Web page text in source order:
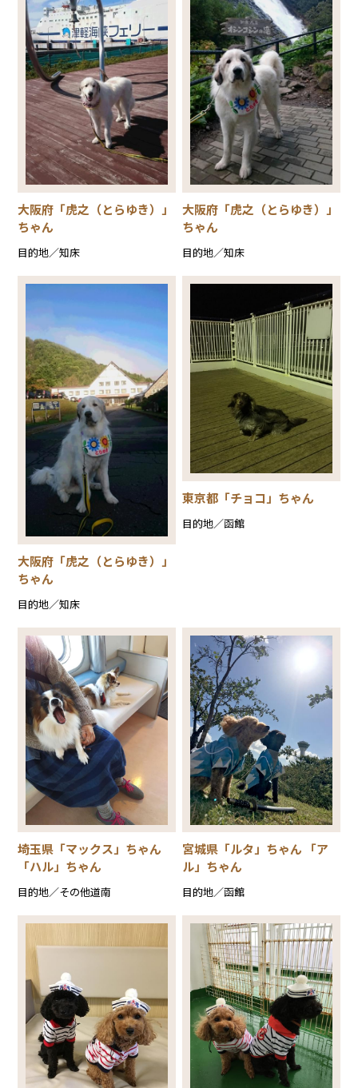
大阪府「虎之（とらゆき）」
ちゃん
目的地／知床
大阪府「虎之（とらゆき）」
ちゃん
目的地／知床
大阪府「虎之（とらゆき）」
ちゃん
目的地／知床
東京都「チョコ」ちゃん
目的地／函館
埼玉県「マックス」ちゃん
「ハル」ちゃん
目的地／その他道南
宮城県「ルタ」ちゃん 「ア
ル」ちゃん
目的地／函館